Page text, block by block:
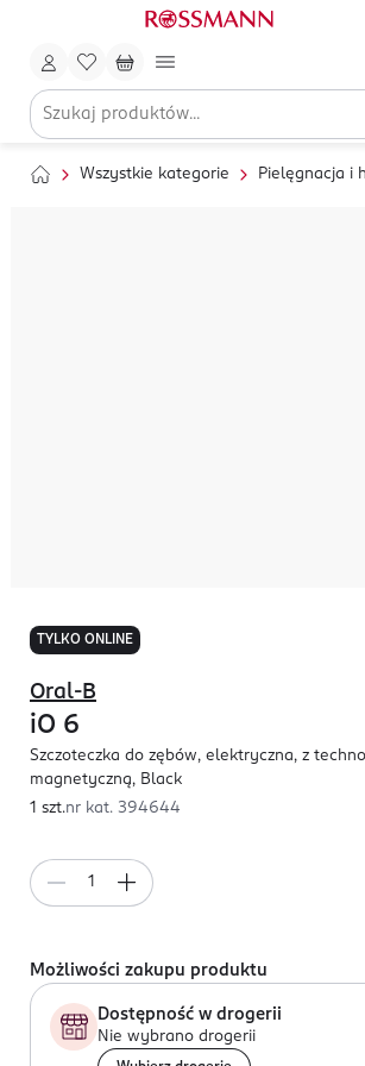
Wszystkie kategorie Pielęgnacja i
TYLKO ONLINE
Oral-B
iO 6
Szczoteczka do zębów, elektryczna, z
magnetyczną, Black
1 szt.nr kat. 394644
Możliwości zakupu produktu
Dostępność w drogerii
Nie wybrano drogerii